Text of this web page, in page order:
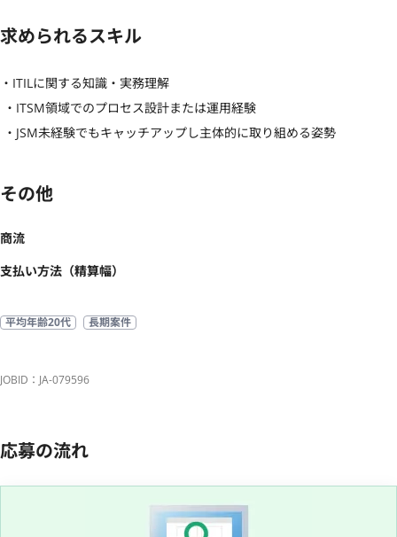
求められるスキル
・ITILに関する知識・実務理解
・JSM未経験でもキャッチアップし主体的に取り組める姿勢
その他
商流
支払い方法（精算幅）
平均年齢20代 長期案件
JOBID：JA-079596
応募の流れ